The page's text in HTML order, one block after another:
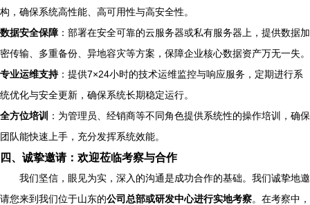
构，确保系统高性能、高可用性与高安全性。
数据安全保障 ：部署在安全可靠的云服务器或私有服务器上，提供数据加
密传输、多重备份、异地容灾等方案，保障企业核心数据资产万无一失。
专业运维支持：提供7×24小时的技术运维监控与响应服务，定期进行系
统优化与安全更新，确保系统长期稳定运行。
全方位培训
：为管理员、经销商等不同角色提供系统性的操作培训，确保
团队能快速上手，充分发挥系统效能。
四、诚挚邀请：欢迎莅临考察与合作
我们坚信，眼见为实，深入的沟通是成功合作的基础。我们诚挚地邀
请您来到我们位于山东的公司总部或研发中心进行实地考察。在考察中，